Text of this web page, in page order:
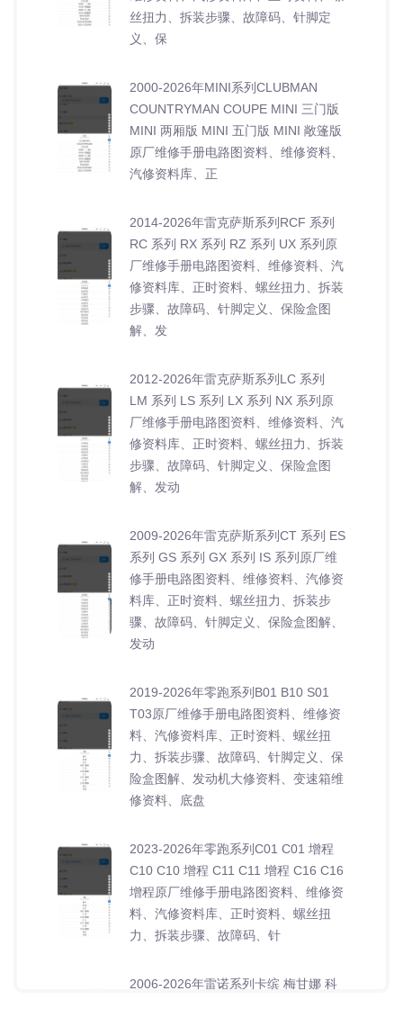
丝扭力、拆装步骤、故障码、针脚定
义、保
2000-2026年MINI系列CLUBMAN
COUNTRYMAN COUPE MINI 三门版
MINI 两厢版 MINI 五门版 MINI 敞篷版
原厂维修手册电路图资料、维修资料、
汽修资料库、正
2014-2026年雷克萨斯系列RCF 系列
RC 系列 RX 系列 RZ 系列 UX 系列原
厂维修手册电路图资料、维修资料、汽
修资料库、正时资料、螺丝扭力、拆装
步骤、故障码、针脚定义、保险盒图
解、发
2012-2026年雷克萨斯系列LC 系列
LM 系列 LS 系列 LX 系列 NX 系列原
厂维修手册电路图资料、维修资料、汽
修资料库、正时资料、螺丝扭力、拆装
步骤、故障码、针脚定义、保险盒图
解、发动
2009-2026年雷克萨斯系列CT 系列 ES
系列 GS 系列 GX 系列 IS 系列原厂维
修手册电路图资料、维修资料、汽修资
料库、正时资料、螺丝扭力、拆装步
骤、故障码、针脚定义、保险盒图解、
发动
2019-2026年零跑系列B01 B10 S01
T03原厂维修手册电路图资料、维修资
料、汽修资料库、正时资料、螺丝扭
力、拆装步骤、故障码、针脚定义、保
险盒图解、发动机大修资料、变速箱维
修资料、底盘
2023-2026年零跑系列C01 C01 增程
C10 C10 增程 C11 C11 增程 C16 C16
增程原厂维修手册电路图资料、维修资
料、汽修资料库、正时资料、螺丝扭
力、拆装步骤、故障码、针
2006-2026年雷诺系列卡缤 梅甘娜 科